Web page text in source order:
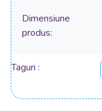
Dimensiune
produs
Taguri